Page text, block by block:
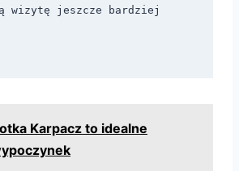
wizytę jeszcze bardziej
Karpacz to idealne